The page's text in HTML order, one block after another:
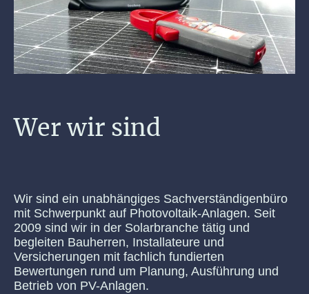
Wer wir sind
Wir sind ein unabhängiges Sachverständigenbüro
mit Schwerpunkt auf Photovoltaik-Anlagen. Seit
2009 sind wir in der Solarbranche tätig und
begleiten Bauherren, Installateure und
Versicherungen mit fachlich fundierten
Bewertungen rund um Planung, Ausführung und
Betrieb von PV-Anlagen.